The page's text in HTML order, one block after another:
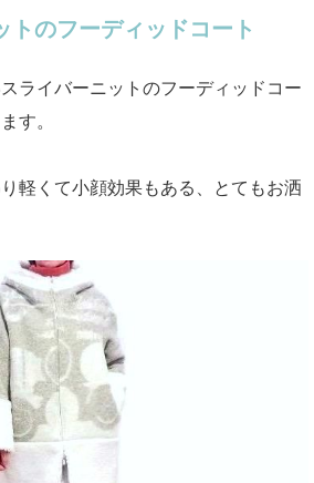
トのフーディッドコート
ライバーニットのフーディッドコー
す。
軽くて小顔効果もある、とてもお洒